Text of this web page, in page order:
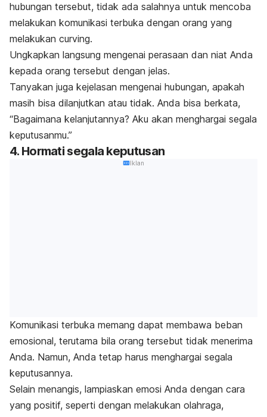
hubungan tersebut, tidak ada salahnya untuk mencoba
melakukan komunikasi terbuka dengan orang yang
melakukan curving.
Ungkapkan langsung mengenai perasaan dan niat Anda
kepada orang tersebut dengan jelas.
Tanyakan juga kejelasan mengenai hubungan, apakah
masih bisa dilanjutkan atau tidak. Anda bisa berkata,
“Bagaimana kelanjutannya? Aku akan menghargai segala
keputusanmu.”
4. Hormati segala keputusan
Iklan
Komunikasi terbuka memang dapat membawa beban
emosional, terutama bila orang tersebut tidak menerima
Anda. Namun, Anda tetap harus menghargai segala
keputusannya.
Selain menangis, lampiaskan emosi Anda dengan cara
yang positif, seperti dengan melakukan olahraga,